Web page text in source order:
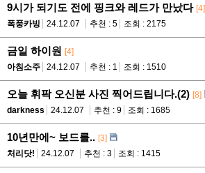
9시가 되기도 전에 핑크와 레드가 만났다 [4]
폭풍카빙
24.12.07 추천 : 5 조회 : 2175
금일 하이원 [4]
아침소주
24.12.07 추천 : 1 조회 : 1510
오늘 휘팍 오신분 사진 찍어드립니다.(2) [8]
darkness
24.12.07 추천 : 9 조회 : 1685
10년만에~ 보드를.. [3]
처리닷!
24.12.07 추천 : 3 조회 : 1415